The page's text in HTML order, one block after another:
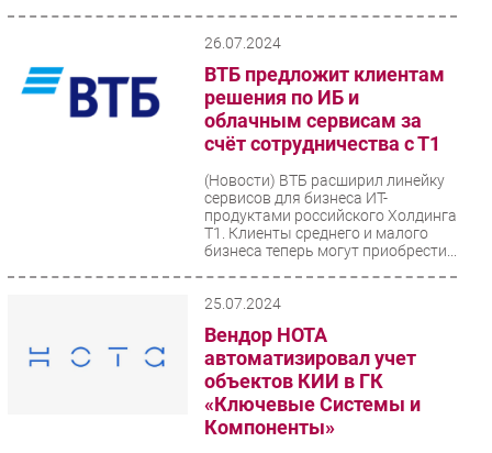
26.07.2024
ВТБ предложит клиентам
решения по ИБ и
облачным сервисам за
счёт сотрудничества с Т1
(Новости) ВТБ расширил линейку
сервисов для бизнеса ИТ-
продуктами российского Холдинга
Т1. Клиенты среднего и малого
бизнеса теперь могут приобрести...
25.07.2024
Вендор НОТА
автоматизировал учет
объектов КИИ в ГК
«Ключевые Системы и
Компоненты»